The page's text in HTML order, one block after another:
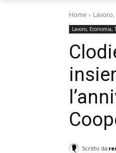
Home
Lavoro, Economia,
Scritto da